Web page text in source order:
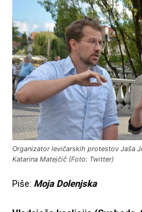
Organizator levičarskih protestov Jaša
Katarina Matejčič (Foto: Twitter)
Piše: Moja Dolenjska